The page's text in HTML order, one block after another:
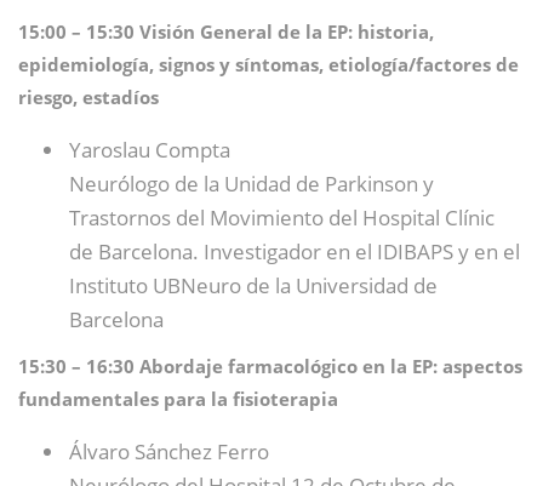
15:00 – 15:30 Visión General de la EP: historia,
epidemiología, signos y síntomas, etiología/factores de
riesgo, estadíos
Yaroslau Compta
Neurólogo de la Unidad de Parkinson y
Trastornos del Movimiento del Hospital Clínic
de Barcelona. Investigador en el IDIBAPS y en el
Instituto UBNeuro de la Universidad de
Barcelona
15:30 – 16:30 Abordaje farmacológico en la EP: aspectos
fundamentales para la fisioterapia
Álvaro Sánchez Ferro